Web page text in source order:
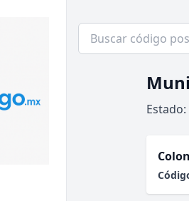
Estado: